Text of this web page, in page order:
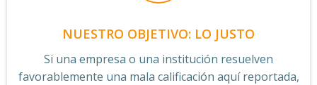
NUESTRO OBJETIVO: LO JUSTO
Si una empresa o una institución resuelven
favorablemente una mala calificación aquí reportada,